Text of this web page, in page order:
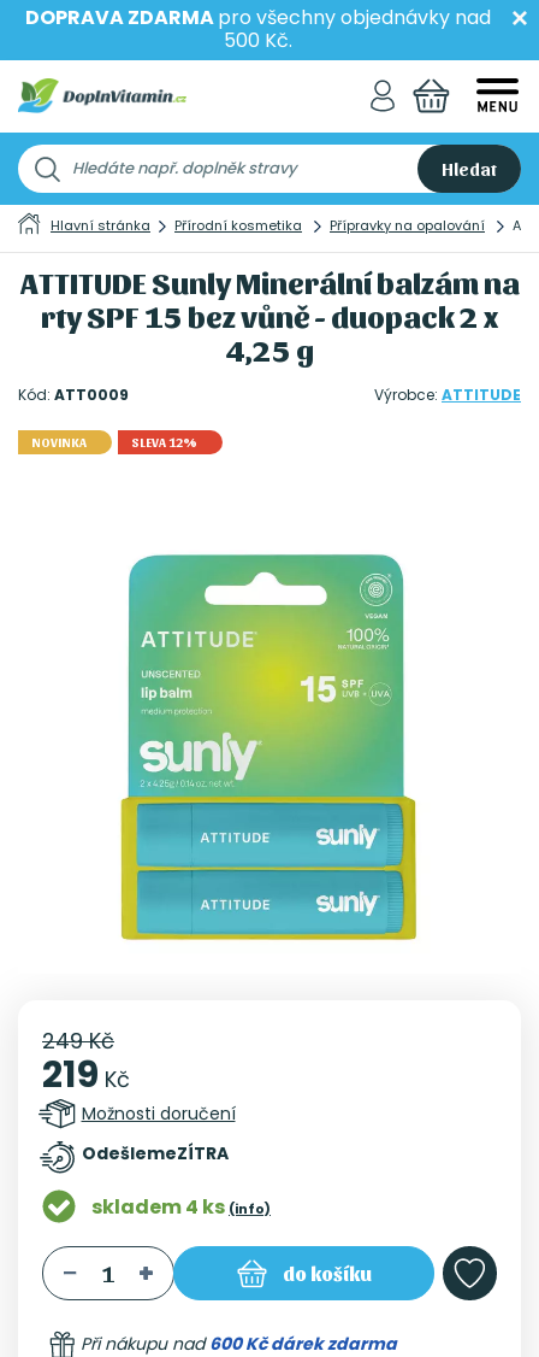
DOPRAVA ZDARMApro všechny objednávky nad
500 Kč.
Hledat
Hlavní stránka Přírodní kosmetika Přípravky na opalování
ATTITUDE Sunly Minerální balzám na
rty SPF 15 bez vůně - duopack 2 x
4,25 g
Kód: ATT0009 Výrobce: ATTITUDE
NOVINKA SLEVA 12%
249 Kč
219 Kč
Možnosti doručení
OdešlemeZÍTRA
skladem 4 ks (info)
do košíku
Při nákupu nad600 Kč dárek zdarma